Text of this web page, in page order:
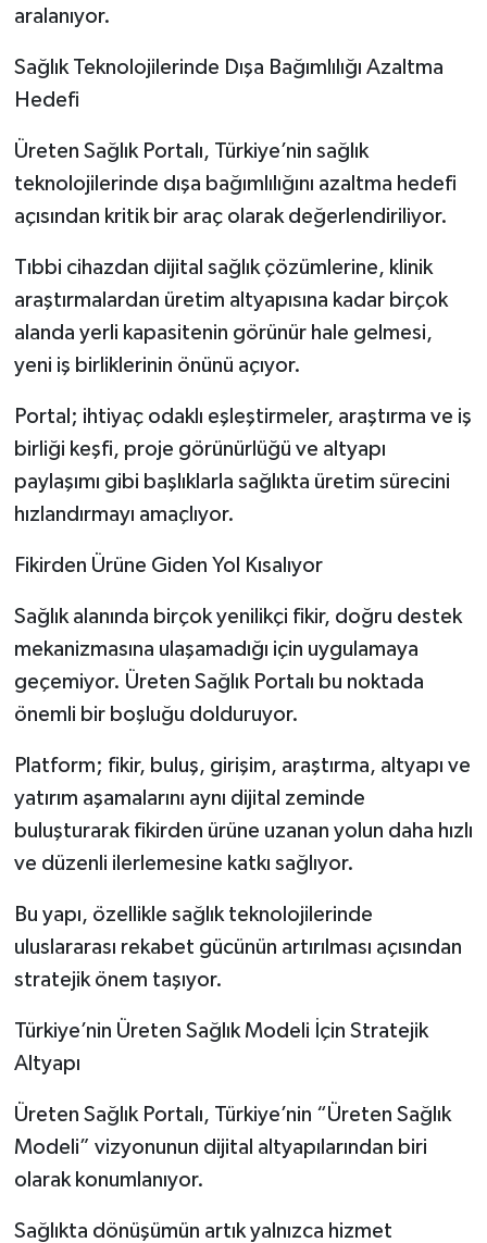
aralanıyor.
Sağlık Teknolojilerinde Dışa Bağımlılığı Azaltma
Hedefi
Üreten Sağlık Portalı, Türkiye’nin sağlık
teknolojilerinde dışa bağımlılığını azaltma hedefi
açısından kritik bir araç olarak değerlendiriliyor.
Tıbbi cihazdan dijital sağlık çözümlerine, klinik
araştırmalardan üretim altyapısına kadar birçok
alanda yerli kapasitenin görünür hale gelmesi,
yeni iş birliklerinin önünü açıyor.
Portal; ihtiyaç odaklı eşleştirmeler, araştırma ve iş
birliği keşfi, proje görünürlüğü ve altyapı
paylaşımı gibi başlıklarla sağlıkta üretim sürecini
hızlandırmayı amaçlıyor.
Fikirden Ürüne Giden Yol Kısalıyor
Sağlık alanında birçok yenilikçi fikir, doğru destek
mekanizmasına ulaşamadığı için uygulamaya
geçemiyor. Üreten Sağlık Portalı bu noktada
önemli bir boşluğu dolduruyor.
Platform; fikir, buluş, girişim, araştırma, altyapı ve
yatırım aşamalarını aynı dijital zeminde
buluşturarak fikirden ürüne uzanan yolun daha hızlı
ve düzenli ilerlemesine katkı sağlıyor.
Bu yapı, özellikle sağlık teknolojilerinde
uluslararası rekabet gücünün artırılması açısından
stratejik önem taşıyor.
Türkiye’nin Üreten Sağlık Modeli İçin Stratejik
Altyapı
Üreten Sağlık Portalı, Türkiye’nin “Üreten Sağlık
Modeli” vizyonunun dijital altyapılarından biri
olarak konumlanıyor.
Sağlıkta dönüşümün artık yalnızca hizmet